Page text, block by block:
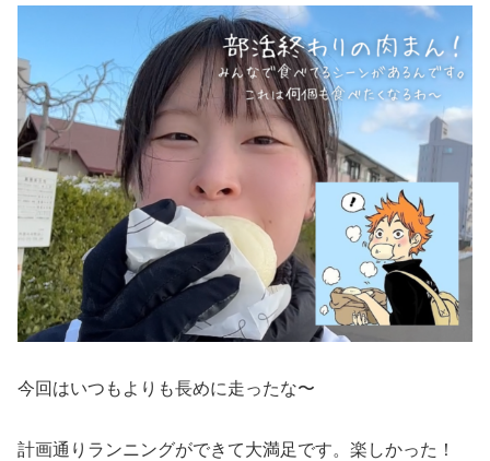
今回はいつもよりも長めに走ったな〜
計画通りランニングができて大満足です。楽しかった！